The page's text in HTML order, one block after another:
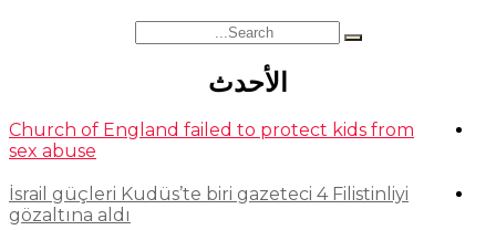
Search
for:
الأحدث
Church of England failed to protect kids from
sex abuse
İsrail güçleri Kudüs’te biri gazeteci 4 Filistinliyi
gözaltına aldı